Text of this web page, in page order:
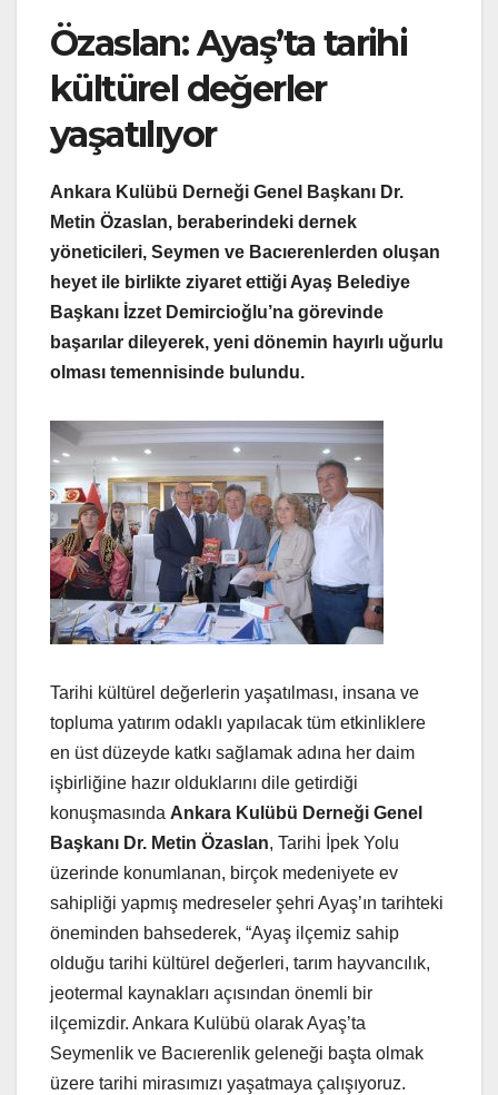
Özaslan: Ayaş’ta tarihi
kültürel değerler
yaşatılıyor
Ankara Kulübü Derneği Genel Başkanı Dr.
Metin Özaslan, beraberindeki dernek
yöneticileri, Seymen ve Bacıerenlerden oluşan
heyet ile birlikte ziyaret ettiği Ayaş Belediye
Başkanı İzzet Demircioğlu’na görevinde
başarılar dileyerek, yeni dönemin hayırlı uğurlu
olması temennisinde bulundu.
Tarihi kültürel değerlerin yaşatılması, insana ve
topluma yatırım odaklı yapılacak tüm etkinliklere
en üst düzeyde katkı sağlamak adına her daim
işbirliğine hazır olduklarını dile getirdiği
konuşmasında Ankara Kulübü Derneği Genel
Başkanı Dr. Metin Özaslan, Tarihi İpek Yolu
üzerinde konumlanan, birçok medeniyete ev
sahipliği yapmış medreseler şehri Ayaş’ın tarihteki
öneminden bahsederek, “Ayaş ilçemiz sahip
olduğu tarihi kültürel değerleri, tarım hayvancılık,
jeotermal kaynakları açısından önemli bir
ilçemizdir. Ankara Kulübü olarak Ayaş’ta
Seymenlik ve Bacıerenlik geleneği başta olmak
üzere tarihi mirasımızı yaşatmaya çalışıyoruz.